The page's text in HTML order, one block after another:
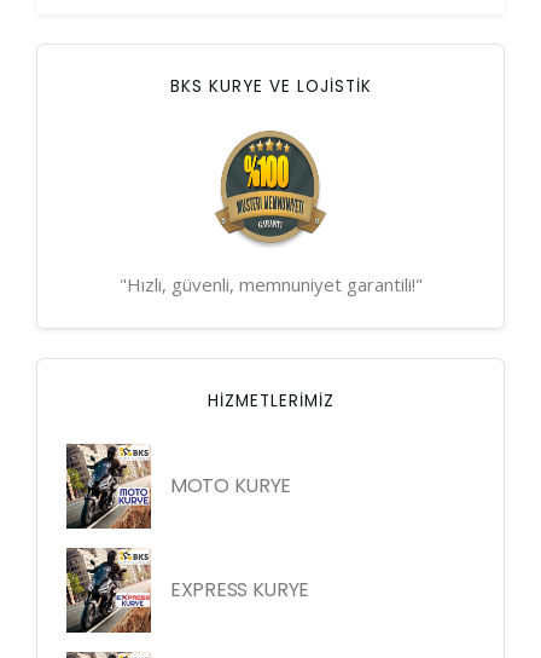
BKS KURYE VE LOJİSTİK
"Hızlı, güvenli, memnuniyet garantili!"
HIZMETLERIMIZ
MOTO KURYE
EXPRESS KURYE